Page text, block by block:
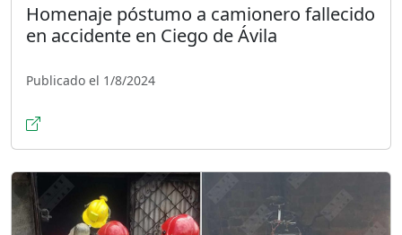
Homenaje póstumo a camionero fallecido
en accidente en Ciego de Ávila
Publicado el 1/8/2024